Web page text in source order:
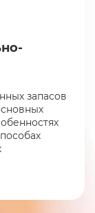
запасов